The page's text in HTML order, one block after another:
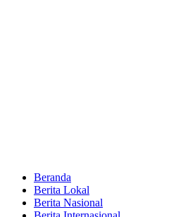
Beranda
Berita Lokal
Berita Nasional